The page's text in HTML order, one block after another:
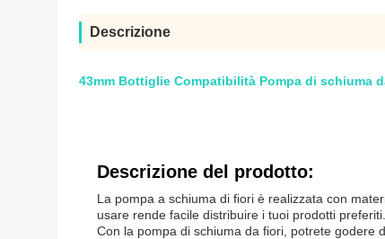
Descrizione
43mm Bottiglie Compatibilità Pompa di schiuma
Descrizione del prodotto:
La pompa a schiuma di fiori è realizzata con
usare rende facile distribuire i tuoi prodotti preferiti.
Con la pompa di schiuma da fiori, potrete godere